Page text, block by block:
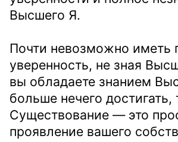
Высшего Я.
Почти невозможно иметь
уверенность, не зная
вы обладаете знанием
больше нечего достигать,
Существование — это
проявление вашего